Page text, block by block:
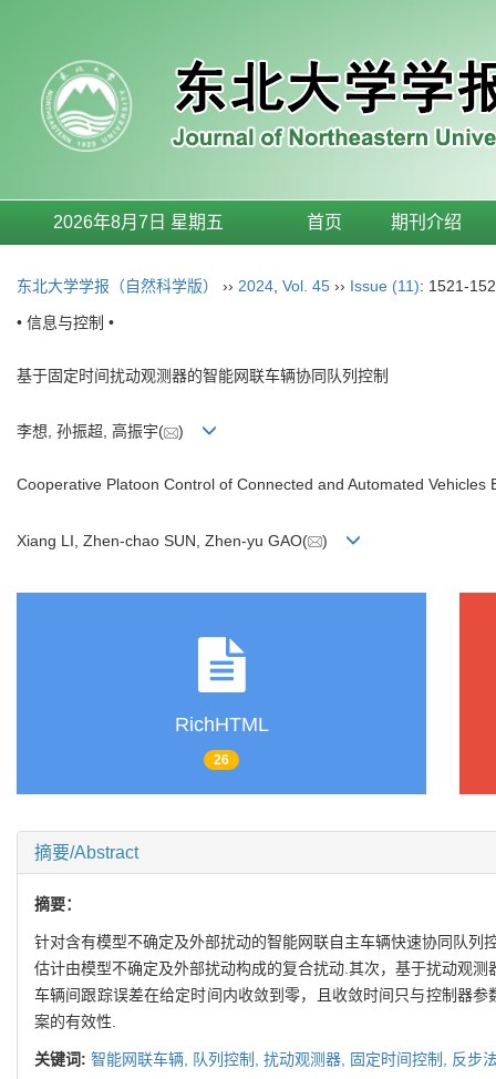
2026年8月7日 星期五 首页 期刊介绍
东北大学学报（自然科学版） ›› 2024 Vol. 45 ›› Issue (11): 1521-
• 信息与控制 •
基于固定时间扰动观测器的智能网联车辆协同队列控制
李想, 孙振超, 高振宇( )
Cooperative Platoon Control of Connected and Automated
Xiang LI, Zhen-chao SUN, Zhen-yu GAO( )
RichHTML
26
摘要/Abstract
摘要：
针对含有模型不确定及外部扰动的智能网联自主车辆快速协同队
估计由模型不确定及外部扰动构成的复合扰动.其次，基于扰动观
车辆间跟踪误差在给定时间内收敛到零，且收敛时间只与控制器
案的有效性.
关键词: 智能网联车辆, 队列控制, 扰动观测器, 固定时间控制, 反步